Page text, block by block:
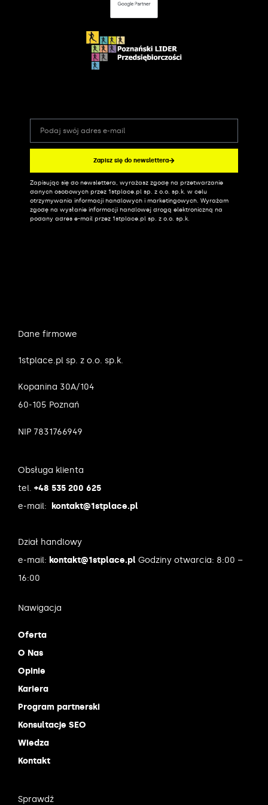
Zapisz się do newslettera
Alternative:
Zapisując się do newslettera, wyrażasz zgodę na przetwarzanie
danych osobowych przez 1stplace.pl sp. z o.o. sp.k. w celu
otrzymywania informacji handlowych i marketingowych. Wyrażam
zgodę na wysłanie informacji handlowej drogą elektroniczną na
podany adres e-mail przez 1stplace.pl sp. z o.o. sp.k.
Dane firmowe
1stplace.pl sp. z o.o. sp.k.
Kopanina 30A/104
60-105 Poznań
NIP 7831766949
Obsługa klienta
tel. +48 535 200 625
e-mail:
kontakt@1stplace.pl
Dział handlowy
e-mail: kontakt@1stplace.pl Godziny otwarcia: 8:00 –
16:00
Nawigacja
Oferta
O Nas
Opinie
Kariera
Program partnerski
Konsultacje SEO
Wiedza
Kontakt
Sprawdź